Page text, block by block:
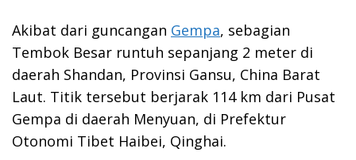
Akibat dari guncangan Gempa, sebagian
Tembok Besar runtuh sepanjang 2 meter di
daerah Shandan, Provinsi Gansu, China Barat
Laut. Titik tersebut berjarak 114 km dari Pusat
Gempa di daerah Menyuan, di Prefektur
Otonomi Tibet Haibei, Qinghai.